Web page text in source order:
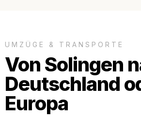
UMZÜGE & TRANSPORTE
Von Solingen
Deutschland
Europa